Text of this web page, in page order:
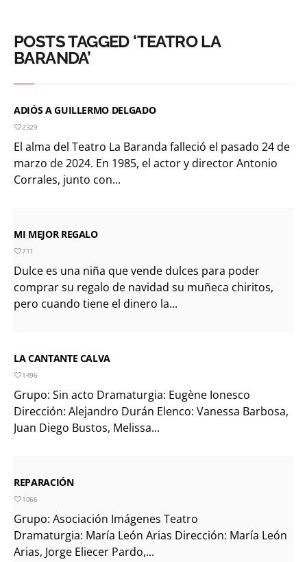
POSTS TAGGED ‘TEATRO LA
BARANDA’
ADIÓS A GUILLERMO DELGADO
2329
El alma del Teatro La Baranda falleció el pasado 24 de
marzo de 2024. En 1985, el actor y director Antonio
Corrales, junto con...
MI MEJOR REGALO
711
Dulce es una niña que vende dulces para poder
comprar su regalo de navidad su muñeca chiritos,
pero cuando tiene el dinero la...
LA CANTANTE CALVA
1496
Grupo: Sin acto Dramaturgia: Eugène Ionesco
Dirección: Alejandro Durán Elenco: Vanessa Barbosa,
Juan Diego Bustos, Melissa...
REPARACIÓN
1066
Grupo: Asociación Imágenes Teatro
Dramaturgia: María León Arias Dirección: María León
Arias, Jorge Eliecer Pardo,...